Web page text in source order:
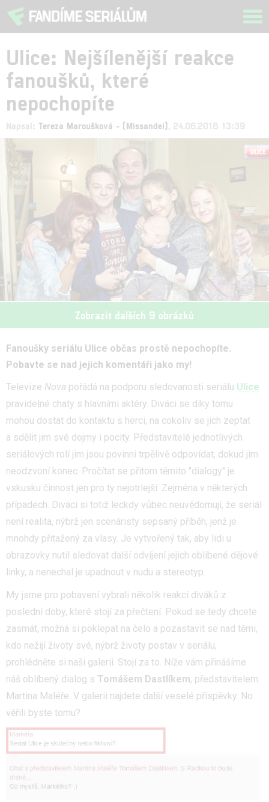
Ulice: Nejšílenější reakce
fanoušků, které
nepochopíte
Napsal: Tereza Maroušková - (Missandei) , 24.06.2018 13:39
Zobrazit dalších 9 obrázků
Fanoušky seriálu Ulice občas prostě nepochopíte.
Pobavte se nad jejich komentáři jako my!
Televize Nova pořádá na podporu sledovanosti seriálu Ulice
pravidelné chaty s hlavními aktéry. Diváci se díky tomu
mohou dostat do kontaktu s herci, na cokoliv se jich zeptat
a sdělit jim své dojmy i pocity. Představitelé jednotlivých
seriálových rolí jim jsou povinni trpělivě odpovídat, dokud jim
neodzvoní konec. Pročítat se přitom těmito "dialogy" je
vskusku činnost jen pro ty nejotrlejší. Zejména v některých
případech. Diváci si totiž leckdy vůbec neuvědomují, že seriál
není realita, nýbrž jen scenáristy sepsaný příběh, jenž je
mnohdy přitažený za vlasy. Je vytvořený tak, aby lidi u
obrazovky nutil sledovat další odvíjení jejich oblíbené dějové
linky, a nenechal je upadnout v nudu a stereotyp.
My jsme pro pobavení vybrali několik reakcí diváků z
poslední doby, které stojí za přečtení. Pokud se tedy chcete
zasmát, možná si poklepat na čelo a pozastavit se nad těmi,
kdo nežijí životy své, nýbrž životy postav v seriálu,
prohlédněte si naši galerii. Stojí za to. Níže vám přinášíme
náš oblíbený dialog s Tomášem Dastlíkem, představitelem
Martina Maléře. V galerii najdete další veselé příspěvky. No
věřili byste tomu?